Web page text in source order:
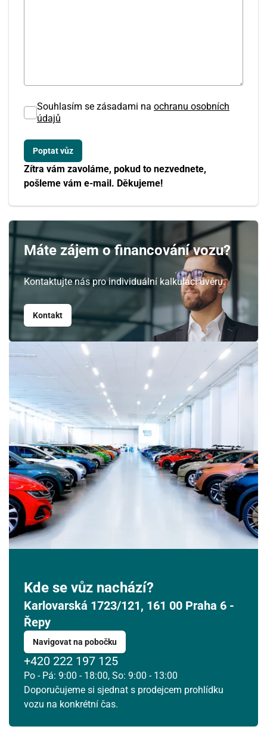
Souhlasím se zásadami na ochranu osobních
údajů
Zítra vám zavoláme, pokud to nezvednete,
pošleme vám e-mail. Děkujeme!
Máte zájem o financování vozu?
Kontaktujte nás pro individuální kalkulaci úvěru.
Kontakt
Kde se vůz nachází?
Karlovarská 1723/121, 161 00 Praha 6 -
Řepy
Navigovat na pobočku
+420 222 197 125
Po - Pá: 9:00 - 18:00, So: 9:00 - 13:00
Doporučujeme si sjednat s prodejcem prohlídku
vozu na konkrétní čas.
ÚT ST ČT PÁ SO NE
27 28 29 30 31 1 2
3 5 8 9
10 11 13 14 15
17 18 19 20
24 25 26 27 28 29 30
31 1 5 6